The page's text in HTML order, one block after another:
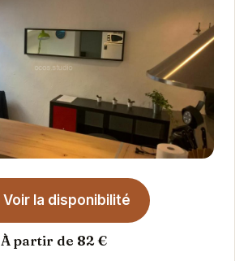
Voir la disponibilité
À partir de 82 €